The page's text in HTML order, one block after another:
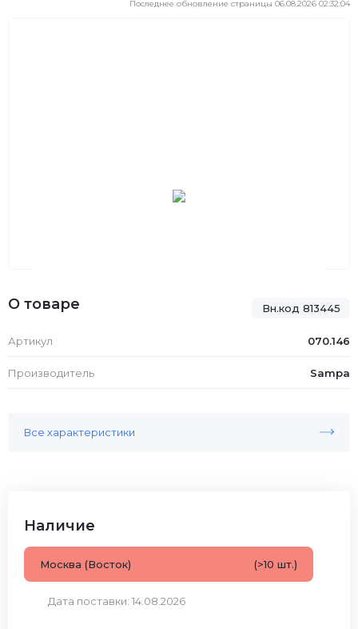
Последнее обновление страницы 06.08.2026 02:32:04
Вн.код 813445
О товаре
Артикул 070.146
Производитель Sampa
Все характеристики
Наличие
Москва (Восток) (>10 шт.)
Дата поставки: 14.08.2026